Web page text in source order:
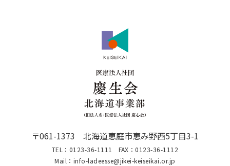
〒061-1373 北海道恵庭市恵み野西5丁目3-1
TEL：0123-36-1111
FAX：0123-36-1112
Mail：info-ladeesse@jikei-keiseikai.or.jp